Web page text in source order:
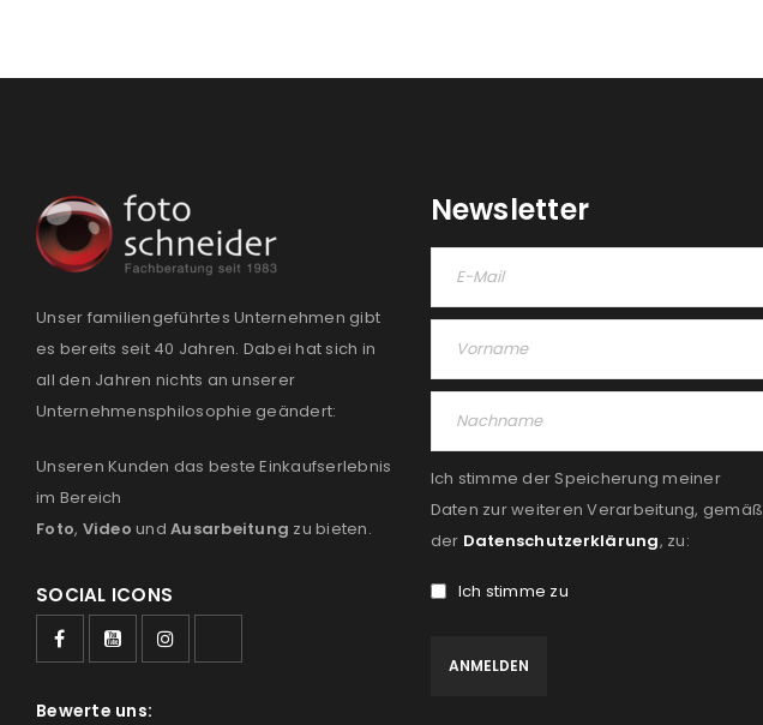
Unser familiengeführtes Unternehmen gibt
es bereits seit 40 Jahren. Dabei hat sich in
all den Jahren nichts an unserer
Unternehmensphilosophie geändert:
Unseren Kunden das beste Einkaufserlebnis
im Bereich
Foto, Video und Ausarbeitung zu bieten.
SOCIAL ICONS
Bewerte uns:
Newsletter
Ich stimme der Speicherung meiner
Daten zur weiteren Verarbeitung, gemäß
der Datenschutzerklärung, zu:
Ich stimme zu